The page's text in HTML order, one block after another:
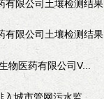
有限公司土壤检测结果
有限公司土壤检测结果
物医药有限公司V...